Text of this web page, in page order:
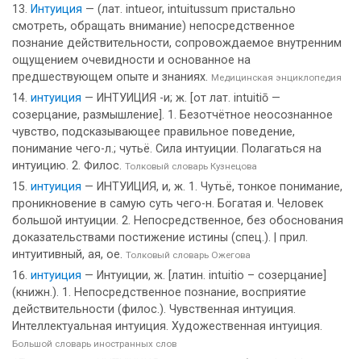
Интуиция — (лат. intueor, intuitussum пристально
смотреть, обращать внимание) непосредственное
познание действительности, сопровождаемое внутренним
ощущением очевидности и основанное на
предшествующем опыте и знаниях. Медицинская энциклопедия
интуиция — ИНТУИЦИЯ -и; ж. [от лат. intuitiō —
созерцание, размышление]. 1. Безотчётное неосознанное
чувство, подсказывающее правильное поведение,
понимание чего-л.; чутьё. Сила интуиции. Полагаться на
интуицию. 2. Филос. Толковый словарь Кузнецова
интуиция — ИНТУИЦИЯ, и, ж. 1. Чутьё, тонкое понимание,
проникновение в самую суть чего-н. Богатая и. Человек
большой интуиции. 2. Непосредственное, без обоснования
доказательствами постижение истины (спец.). | прил.
интуитивный, ая, ое. Толковый словарь Ожегова
интуиция — Интуиции, ж. [латин. intuitio – созерцание]
(книжн.). 1. Непосредственное познание, восприятие
действительности (филос.). Чувственная интуиция.
Интеллектуальная интуиция. Художественная интуиция.
Большой словарь иностранных слов